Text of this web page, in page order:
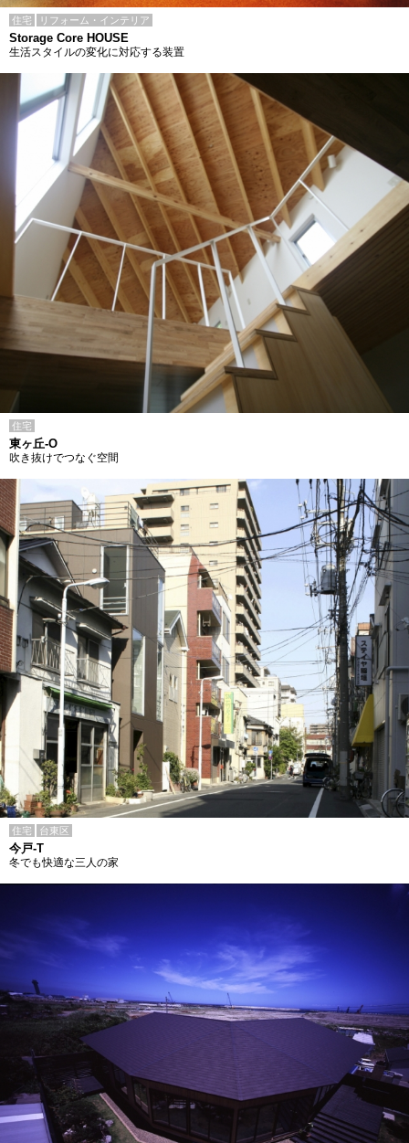
住宅 リフォーム・インテリア
Storage Core HOUSE
生活スタイルの変化に対応する装置
住宅
東ヶ丘-O
吹き抜けでつなぐ空間
住宅 台東区
今戸-T
冬でも快適な三人の家